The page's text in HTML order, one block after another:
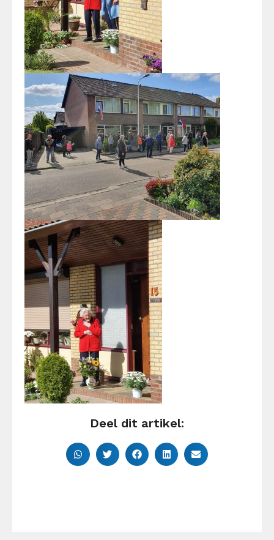
Deel dit artikel: